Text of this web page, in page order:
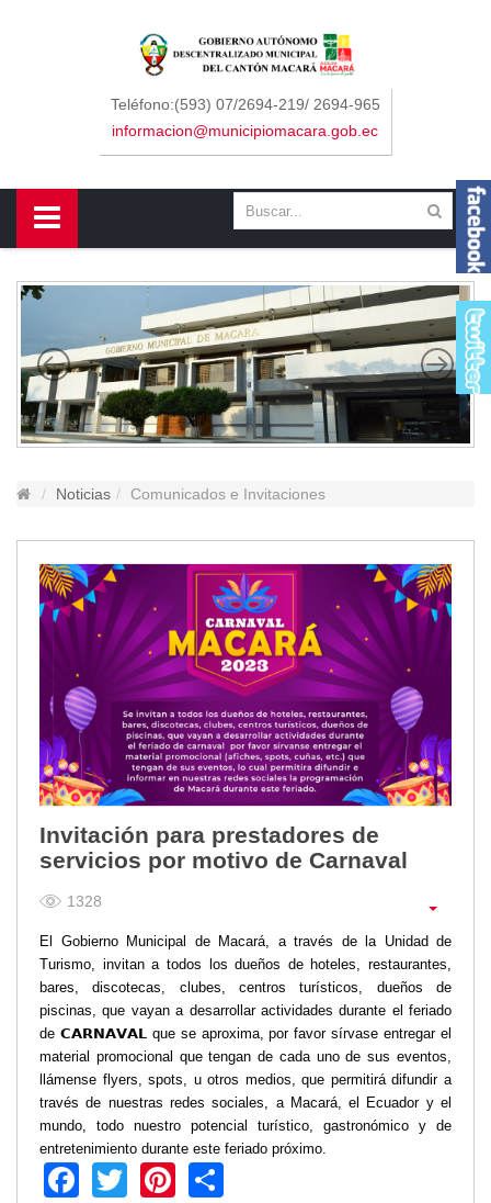
Teléfono:(593) 07/2694-219/ 2694-965
informacion@municipiomacara.gob.ec
Noticias Comunicados e Invitaciones
Invitación para prestadores de
servicios por motivo de Carnaval
1328
El Gobierno Municipal de Macará, a través de la Unidad de
Turismo, invitan a todos los dueños de hoteles, restaurantes,
bares, discotecas, clubes, centros turísticos, dueños de
piscinas, que vayan a desarrollar actividades durante el feriado
de 𝗖𝗔𝗥𝗡𝗔𝗩𝗔𝗟 que se aproxima, por favor sírvase entregar el
material promocional que tengan de cada uno de sus eventos,
llámense flyers, spots, u otros medios, que permitirá difundir a
través de nuestras redes sociales, a Macará, el Ecuador y el
mundo, todo nuestro potencial turístico, gastronómico y de
entretenimiento durante este feriado próximo.
Facebook
TwitterPinterest
Sidebar Menu
Concejo
Departamentos
Contáctenos
Cantón
Himno a Macará
Símbolos Patrios
Gastronomía
Parques
Balnearios
Petroglifos
Numbiaranga
Plan de Desarrollo Turístico
Noticias
Obras
Asambleas
Convenios
Eventos
Comunicados e Invitaciones
Reuniones
Deportes
Social
Transparencia
LOTAIP
GAD Macará
2026
2025
2020
2024